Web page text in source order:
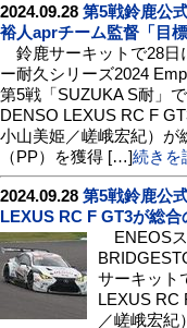
2024.09.28 第5戦鈴鹿公
裕人aprチーム監督「目標
鈴鹿サーキットで28日
ー耐久シリーズ2024
第5戦「SUZUKA S耐」
DENSO LEXUS RC F
小山美姫／嵯峨宏紀）が
（PP）を獲得 […]続きを
2024.09.28 第5戦鈴鹿公
LEXUS RC F GT3が総
ENEOSス
サーキット
LEXUS RC
／嵯峨宏紀